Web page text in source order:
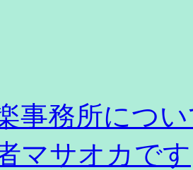
事務所につ
マサオカです